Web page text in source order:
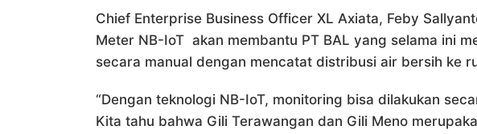
Chief Enterprise Business Officer XL Axiata, Feby
Meter NB-IoT akan membantu PT BAL yang selama ini
secara manual dengan mencatat distribusi air bersih ke
“Dengan teknologi NB-IoT, monitoring bisa dilakukan
Kita tahu bahwa Gili Terawangan dan Gili Meno